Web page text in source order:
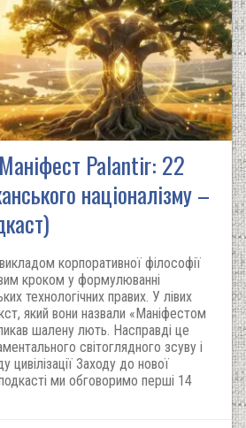
Palantir: 22
націоналізму –
корпоративної філософії
кроком у формулюванні
технологічних правих. У лівих
який вони назвали «Маніфестом
шалену лють. Насправді це
світоглядного зсуву і
цивілізації Заходу до нової
ми обговоримо перші 14